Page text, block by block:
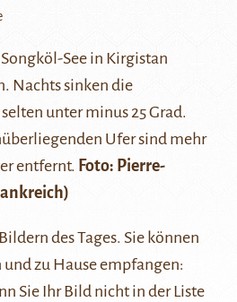
See in Kirgistan
Nachts sinken die
unter minus 25 Grad.
Ufer sind mehr
entfernt. Foto: Pierre-
des Tages. Sie können
zu Hause empfangen:
Sie Ihr Bild nicht in der Liste